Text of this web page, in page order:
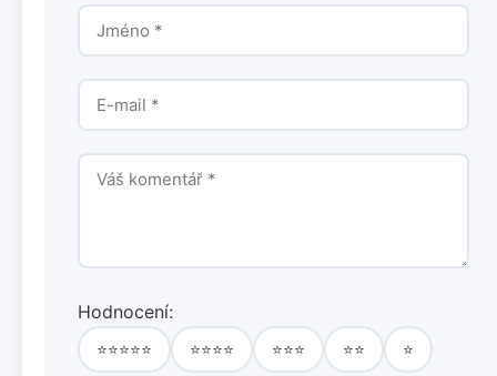
Hodnocení:
⭐⭐⭐⭐⭐ ⭐⭐⭐⭐ ⭐⭐⭐ ⭐⭐ ⭐